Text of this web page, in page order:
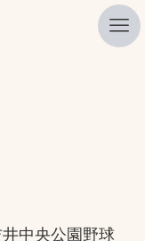
中央公園野球